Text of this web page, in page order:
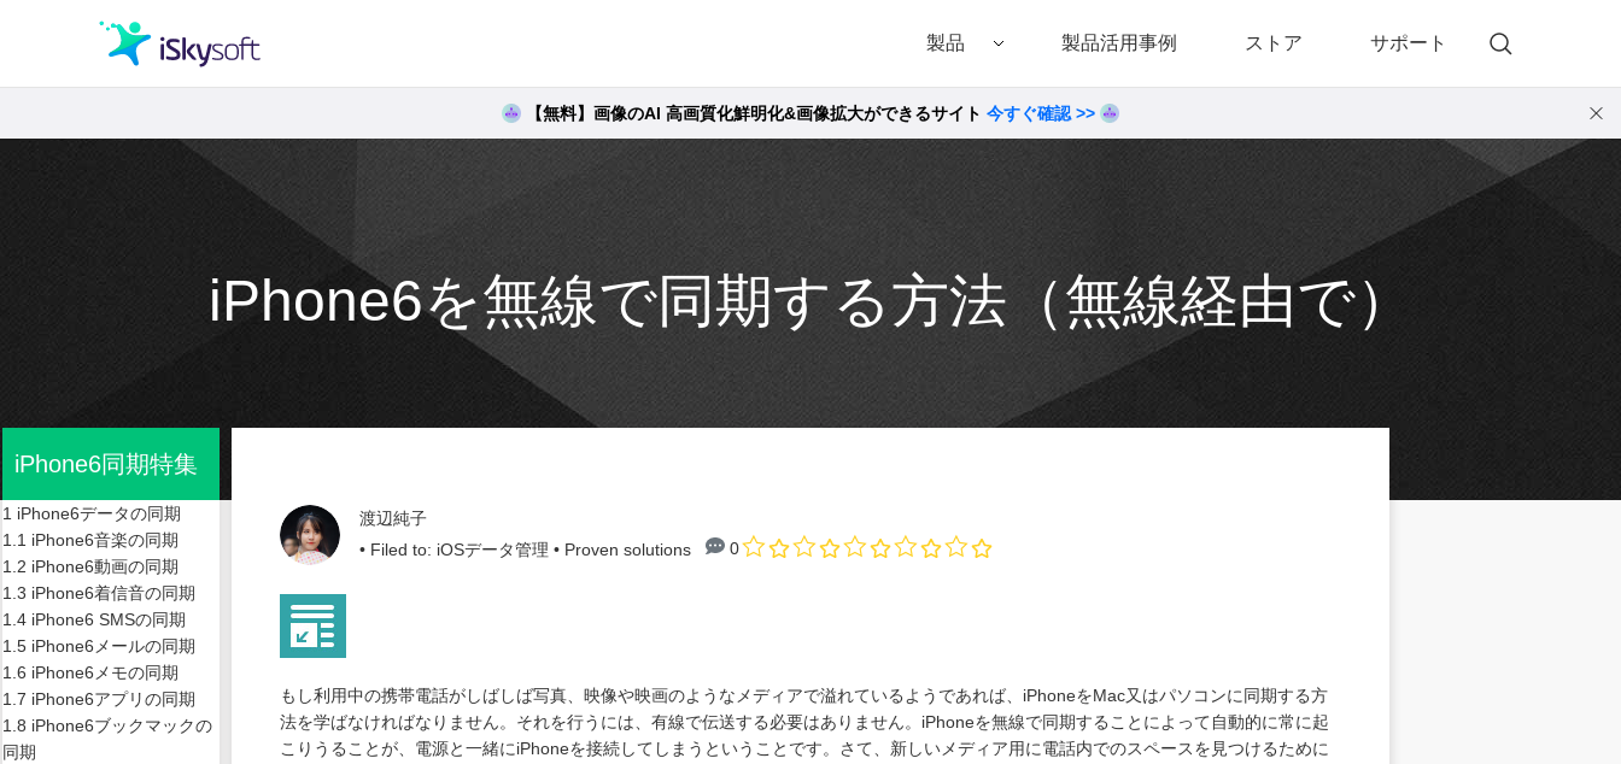
製品
クリエイティビティ
オフィス効率化
ユーティリティ
Filmora（フィモーラ）
• Filmora for Windows
• Filmora for Mac
UniConverter(スーパーメディア変換!)
• UniConverter for Windows
• UniConverter for Mac
DVD Memory（DVDメモリー）
• DVD Memory for Windows
• DVD Memory for Mac
動画・音楽変換プロ
• 動画・音楽変換6！プロ for Windows
• 動画・音楽変換3！プロ for Mac
製品活用事例 ストア サポート
【無料】画像のAI 高画質化鮮明化&画像拡大ができるサイト 今すぐ確認 >>
iPhone6を無線で同期する方法（無線経由で）
渡辺純子
• Filed to: iOSデータ管理 • Proven solutions 0
iPhone6同期特集
1 iPhone6データの同期
1.1 iPhone6音楽の同期
1.2 iPhone6動画の同期
1.3 iPhone6着信音の同期
1.4 iPhone6 SMSの同期
1.5 iPhone6メールの同期
1.6 iPhone6メモの同期
1.7 iPhone6アプリの同期
1.8 iPhone6ブックマックの
同期
もし利用中の携帯電話がしばしば写真、映像や映画のようなメディアで溢れているようであれば、iPhoneをMac又はパソコンに同期する方
法を学ばなければなりません。それを行うには、有線で伝送する必要はありません。iPhoneを無線で同期することによって自動的に常に起
こりうることが、電源と一緒にiPhoneを接続してしまうということです。さて、新しいメディア用に電話内でのスペースを見つけるために